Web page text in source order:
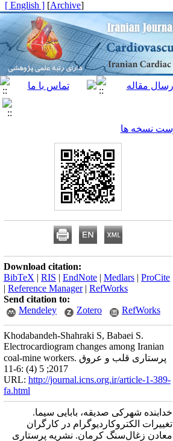
[
Archive
]
[ English ]
نسخه ها
Download citation:
BibTeX | RIS | EndNote | Medlars | ProCite
| Reference Manager| RefWorks
Send citation to:
Mendeley
Zotero RefWorks
Khodabandeh-Shahraki S, Babaei S.
Electrocardiogram changes among Iranian
coal-mine workers. پرستاری قلب و عروق
2017; 5 (4) :6-11
URL: http://journal.icns.org.ir/article-1-389-
fa.html
خدابنده شهرکی صدیقه، بابایی سیما.
تغییرات الکتروکاردیوگرام در کارگران
معادن زغال‌سنگ کرمان. نشریه پرستاری